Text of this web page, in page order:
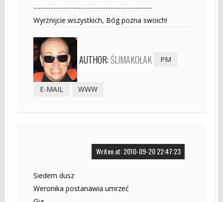
------------------------------------------------
Wyrżnijcie wszystkich, Bóg pozna swoich!
AUTHOR:ŚLIMAKOŁAK PM
E-MAIL WWW
Writen at: 2010-09-20 22:47:23
Siedem dusz
Weronika postanawia umrzeć